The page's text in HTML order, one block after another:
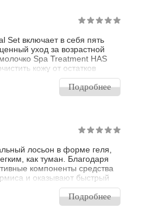
Set включает в себя пять
уход за возрастной
Spa Treatment HAS
кожу от остатков
пенка с
Washing Foam - глубоко
замедляет процессы
Подробнее
лосьон в форме геля,
как туман. Благодаря
компоненты средства
и оказывают быстрый
eX Insert Lotion
уровне, возвращает
более глубокого увлажнения
Подробнее